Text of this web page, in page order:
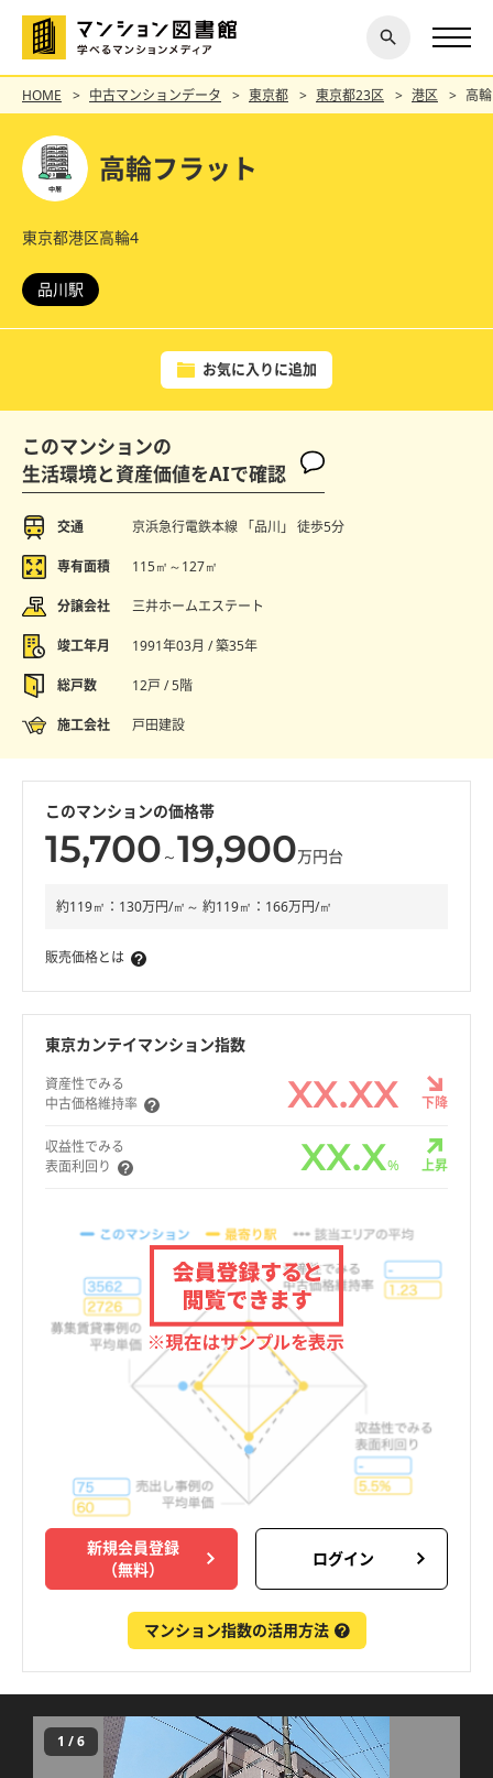
探す
閉じ
る
HOME 中古マンションデータ 東京都 東京都23区 港区 高
高輪フラット
東京都港区高輪4
品川駅
お気に入りに追加
このマンションの
生活環境と資産価値をAIで確認
交通 京浜急行電鉄本線 「品川」 徒歩5分
専有面積 115㎡～127㎡
分譲会社 三井ホームエステート
竣工年月 1991年03月 / 築35年
総戸数 12戸 / 5階
施工会社 戸田建設
このマンションの価格帯
15,700 ～19,900万円台
約119㎡：130万円/㎡～ 約119㎡：166万円/㎡
販売価格とは
東京カンテイマンション指数
資産性でみる
中古価格維持率
XX.XX 下降
収益性でみる
表面利回り
XX.X% 上昇
新規会員登録
（無料）
ログイン
マンション指数の活用方法
1 /6